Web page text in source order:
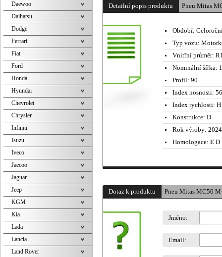
Detailní popis produktu Pneu Mitas
Období:
Typ vozu:
Vnitřní průměr:
Nominální šířka:
Profil: 90
Index nosnosti: 56
Index rychlosti:
Konstrukce: D
Rok výroby:
Homologace: E D
Dotaz k produktu Pneu Mitas MC50
Jméno:
Email:
Daewoo
Daihatsu
Dodge
Ferrari
Fiat
Ford
Honda
Hyundai
Chevrolet
Chrysler
Infiniti
Isuzu
Iveco
Jaecoo
Jaguar
Jeep
KGM
Kia
Lada
Lancia
Land Rover